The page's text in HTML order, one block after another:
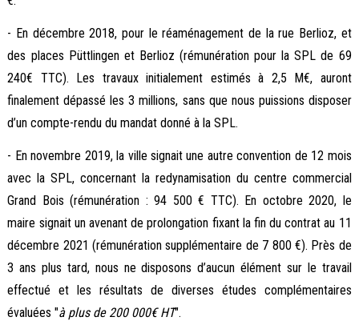
- En décembre 2018, pour le réaménagement de la rue Berlioz, et
des places Püttlingen et Berlioz (rémunération pour la SPL de 69
240€ TTC). Les travaux initialement estimés à 2,5 M€, auront
finalement dépassé les 3 millions, sans que nous puissions disposer
d’un compte-rendu du mandat donné à la SPL.
- En novembre 2019, la ville signait une autre convention de 12 mois
avec la SPL, concernant la redynamisation du centre commercial
Grand Bois (rémunération : 94 500 € TTC). En octobre 2020, le
maire signait un avenant de prolongation fixant la fin du contrat au 11
décembre 2021 (rémunération supplémentaire de 7 800 €). Près de
3 ans plus tard, nous ne disposons d’aucun élément sur le travail
effectué et les résultats de diverses études complémentaires
évaluées "à plus de 200 000€ HT".